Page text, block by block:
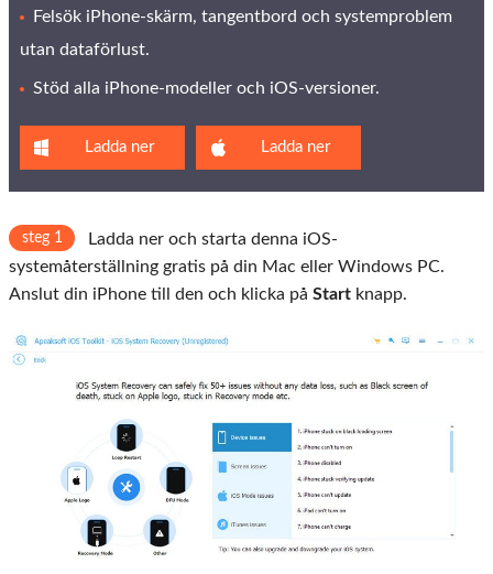
Felsök iPhone-skärm, tangentbord och systemproblem
utan dataförlust.
Stöd alla iPhone-modeller och iOS-versioner.
Ladda ner Ladda ner
steg 1
Ladda ner och starta denna iOS-
systemåterställning gratis på din Mac eller Windows PC.
Anslut din iPhone till den och klicka på Start knapp.